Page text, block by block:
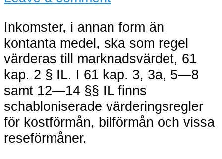
Inkomster, i annan form än
kontanta medel, ska som regel
värderas till marknadsvärdet, 61
kap. 2 § IL. I 61 kap. 3, 3a, 5—8
samt 12—14 §§ IL finns
schabloniserade värderingsregler
för kostförmån, bilförmån och vissa
reseförmåner.